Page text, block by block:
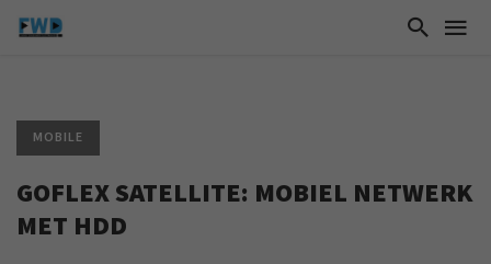
MOBILE
GOFLEX SATELLITE: MOBIEL NETWERK
MET HDD